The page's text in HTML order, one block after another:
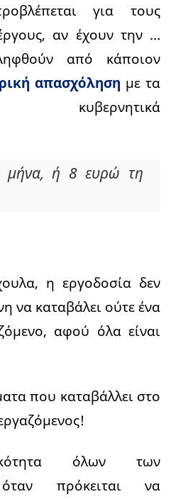
για τους
αν έχουν την …
από κάποιον
απασχόληση με τα
κυβερνητικά
μήνα, ή 8 ευρώ τη
η εργοδοσία δεν
να καταβάλει ούτε ένα
αφού όλα είναι
που καταβάλλει στο
όλων των
πρόκειται να